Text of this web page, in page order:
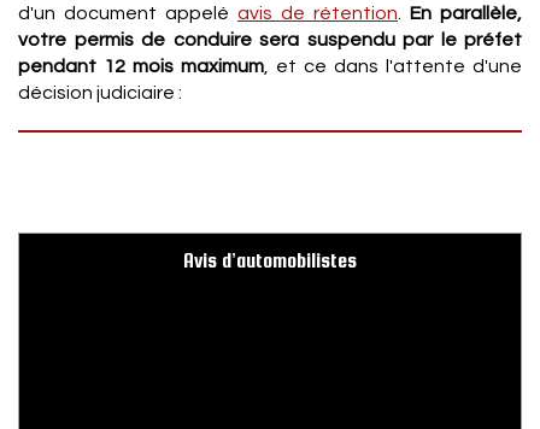
d'un document appelé avis de rétention. En parallèle,
votre permis de conduire sera suspendu par le préfet
pendant 12 mois maximum, et ce dans l'attente d'une
décision judiciaire :
Avis d’automobilistes